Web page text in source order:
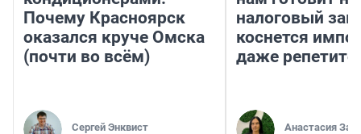
Почему Красноярск
оказался круче Омска
(почти во всём)
Сергей Энквист
налоговый
коснется
даже
Анастасия